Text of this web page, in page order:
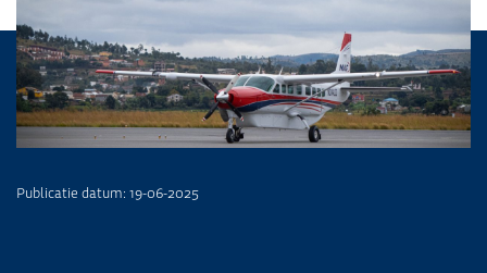
Publicatie datum: 19-06-2025